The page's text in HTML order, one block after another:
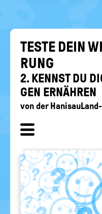
TESTE DEIN
RUNG
2. KENNST DU
GEN ER­NÄH­REN
von der
ein-/
ausblenden